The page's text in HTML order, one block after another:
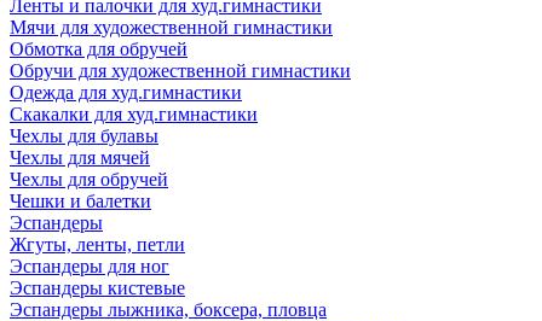
Ленты и палочки для худ.гимнастики
Мячи для художественной гимнастики
Обмотка для обручей
Обручи для художественной гимнастики
Одежда для худ.гимнастики
Скакалки для худ.гимнастики
Чехлы для булавы
Чехлы для мячей
Чехлы для обручей
Чешки и балетки
Эспандеры
Жгуты, ленты, петли
Эспандеры для ног
Эспандеры кистевые
Эспандеры лыжника, боксера, пловца